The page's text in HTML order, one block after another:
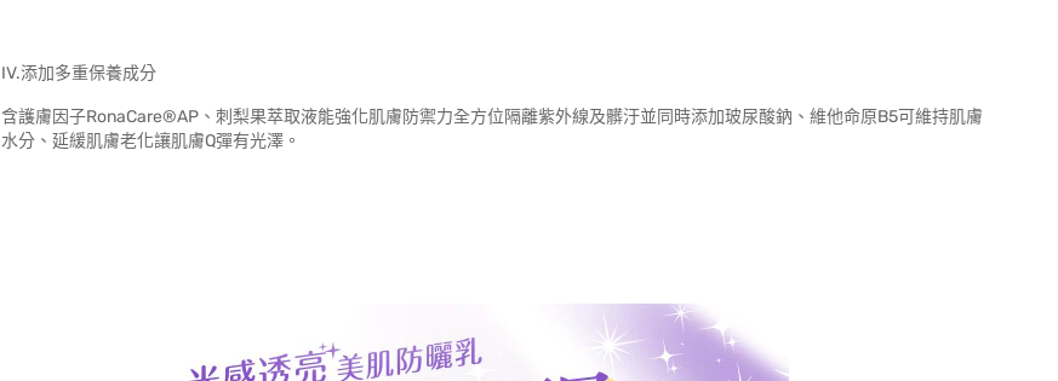
IV.添加多重保養成分
含護膚因子RonaCare®AP、刺梨果萃取液能強化肌膚防禦力全方位隔離紫外線及髒汙並同時添加玻尿酸鈉、維他命原B5可維持肌膚
水分、延緩肌膚老化讓肌膚Q彈有光澤。